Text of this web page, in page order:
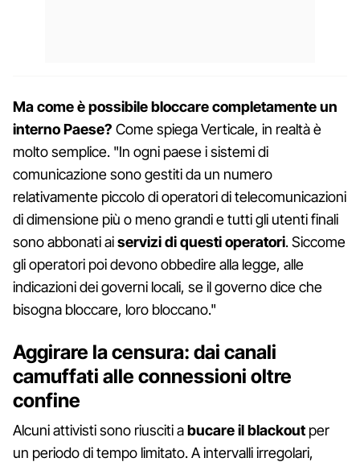
Ma come è possibile bloccare completamente un
interno Paese? Come spiega Verticale, in realtà è
molto semplice. "In ogni paese i sistemi di
comunicazione sono gestiti da un numero
relativamente piccolo di operatori di telecomunicazioni
di dimensione più o meno grandi e tutti gli utenti finali
sono abbonati aiservizi di questi operatori. Siccome
gli operatori poi devono obbedire alla legge, alle
indicazioni dei governi locali, se il governo dice che
bisogna bloccare, loro bloccano."
Aggirare la censura: dai canali
camuffati alle connessioni oltre
confine
Alcuni attivisti sono riusciti abucare il blackout per
un periodo di tempo limitato. A intervalli irregolari,